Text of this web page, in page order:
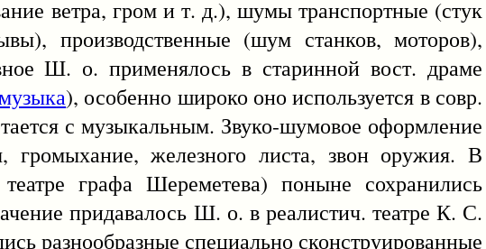
ветра, гром и т. д.), шумы транспортные (стук
производственные (шум станков, моторов),
Ш. о. применялось в старинной вост. драме
), особенно широко оно используется в совр.
с музыкальным. Звуко-шумовое оформление
громыхание, железного листа, звон оружия. В
графа Шереметева) поныне сохранились
придавалось Ш. о. в реалистич. театре К. С.
разнообразные специально сконструированные